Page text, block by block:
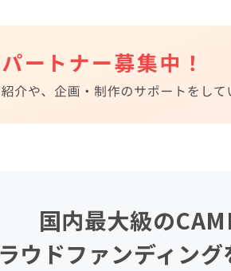
国内最大級の
ウドファンディング